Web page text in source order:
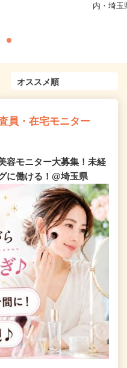
内・埼玉
員・在宅モニター
容モニター大募集！未経
に働ける！@埼玉県